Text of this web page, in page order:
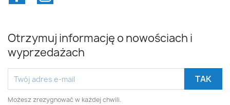
Otrzymuj informację o nowościach i
wyprzedażach
Możesz zrezygnować w każdej chwili.